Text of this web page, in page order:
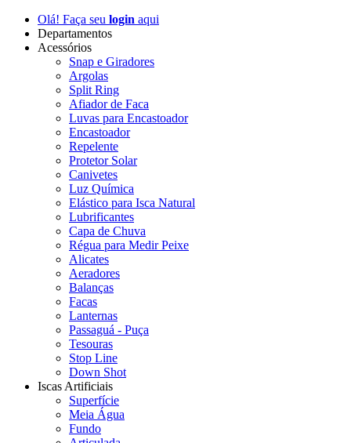
Olá! Faça seu login aqui
Departamentos
Acessórios
Snap e Giradores
Argolas
Split Ring
Afiador de Faca
Luvas para Encastoador
Encastoador
Repelente
Protetor Solar
Canivetes
Luz Química
Elástico para Isca Natural
Lubrificantes
Capa de Chuva
Régua para Medir Peixe
Alicates
Aeradores
Balanças
Facas
Lanternas
Passaguá - Puça
Tesouras
Stop Line
Down Shot
Iscas Artificiais
Superfície
Meia Água
Fundo